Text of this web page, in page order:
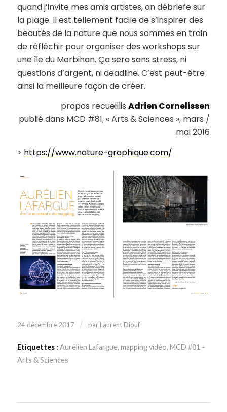
quand j’invite mes amis artistes, on débriefe sur
la plage. Il est tellement facile de s’inspirer des
beautés de la nature que nous sommes en train
de réfléchir pour organiser des workshops sur
une île du Morbihan. Ça sera sans stress, ni
questions d’argent, ni deadline. C’est peut-être
ainsi la meilleure façon de créer.
propos recueillisAdrien Cornelissen
publié dans MCD #81, « Arts & Sciences », mars /
mai 2016
> https://www.nature-graphique.com/
24 décembre 2017 / par Laurent Diouf
Etiquettes : Aurélien Lafargue, mapping vidéo, MCD #81 -
Arts & Sciences